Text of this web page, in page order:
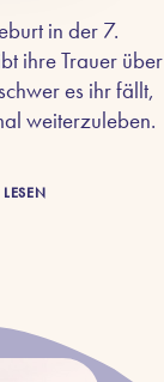
in der 7.
ihre Trauer über
es ihr fällt,
weiterzuleben.